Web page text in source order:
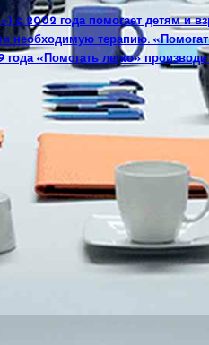
с 2002 года помогает детям и
необходимую терапию.
«Помогать легко»